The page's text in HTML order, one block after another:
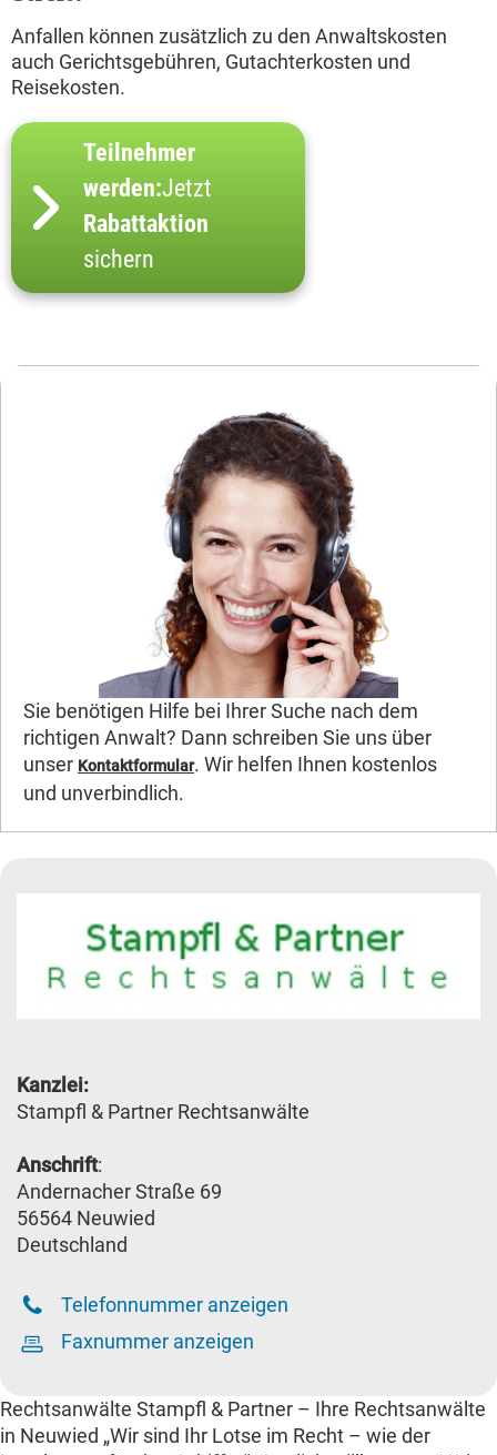
Anfallen können zusätzlich zu den Anwaltskosten
auch Gerichtsgebühren, Gutachterkosten und
Reisekosten.
Teilnehmer
werden:Jetzt
Rabattaktion
sichern
Sie benötigen Hilfe bei Ihrer Suche nach dem
richtigen Anwalt? Dann schreiben Sie uns über
unser Kontaktformular. Wir helfen Ihnen kostenlos
und unverbindlich.
Kanzlei:
Stampfl & Partner Rechtsanwälte
Anschrift:
Andernacher Straße 69
56564 Neuwied
Deutschland
Telefonnummer anzeigen
Faxnummer anzeigen
Rechtsanwälte Stampfl & Partner – Ihre Rechtsanwälte
in Neuwied „Wir sind Ihr Lotse im Recht – wie der